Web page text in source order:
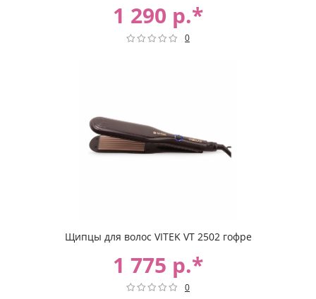
1 290 р.*
0
Щипцы для волос VITEK VT 2502 гофре
1 775 р.*
0